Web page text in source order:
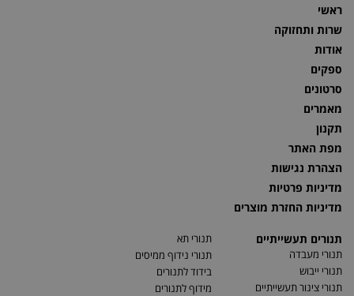
ראשי
שרות ותחזוקה
אודות
ספקים
סרטונים
מאמרים
תקנון
מפת האתר
הצהרת נגישות
מדיניות פרטיות
מדיניות החזרת מוצרים
תנורים תעשייתיים
תנורי מעבדה
תנורי ייבוש
תנורי צינור תעשייתיים
תנורי תא
תנורי נידוף ממיסים
בידוד לתנורים
מידוף לתנורים